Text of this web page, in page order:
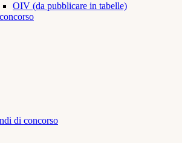
OIV (da pubblicare in tabelle)
di concorso